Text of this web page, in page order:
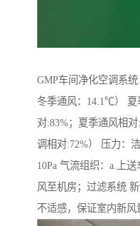
GMP车间净化空调系
冬季通风：14.1℃）
对:83%；夏季通风相
调相对:72%） 压力：
10Pa 气流组织：a.上
风至机房；过滤系统
不适感，保证室内新风